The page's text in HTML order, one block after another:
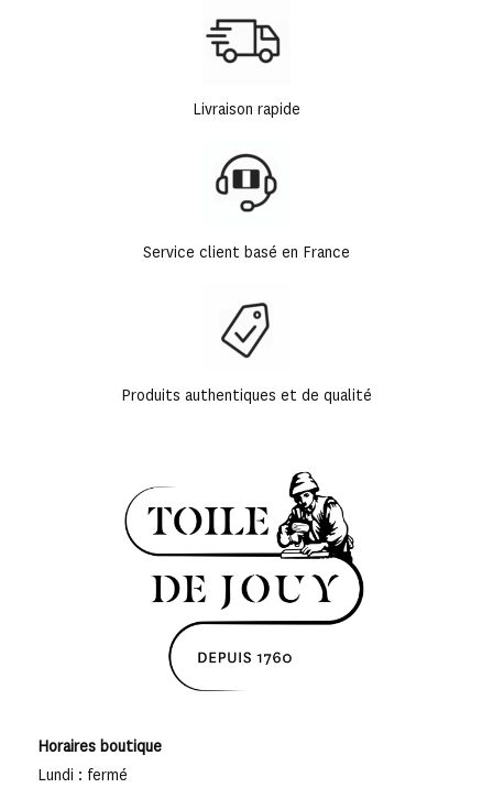
Livraison rapide
Service client basé en France
Produits authentiques et de qualité
Horaires boutique
Lundi : fermé